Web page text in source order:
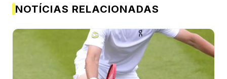
NOTÍCIAS RELACIONADAS